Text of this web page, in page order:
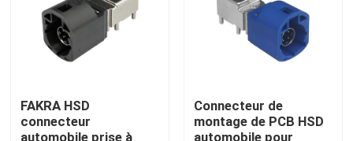
FAKRA HSD
connecteur
automobile prise à
Connecteur de
montage de PCB HSD
automobile pour